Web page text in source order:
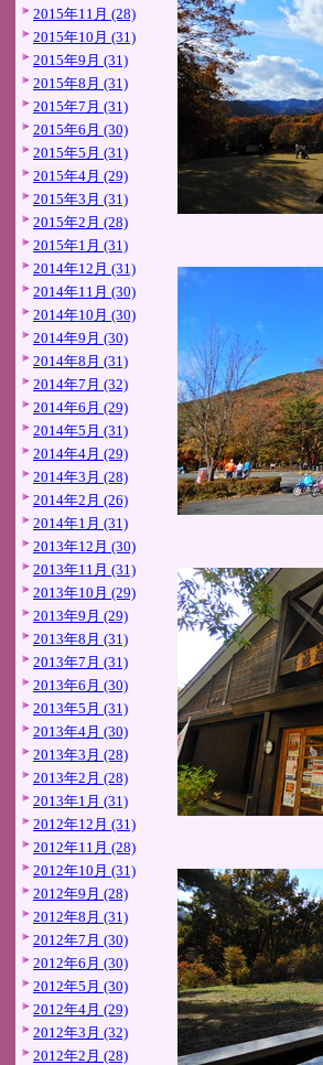
2015年11月 (28)
2015年10月 (31)
2015年9月 (31)
2015年8月 (31)
2015年7月 (31)
2015年6月 (30)
2015年5月 (31)
2015年4月 (29)
2015年3月 (31)
2015年2月 (28)
2015年1月 (31)
2014年12月 (31)
2014年11月 (30)
2014年10月 (30)
2014年9月 (30)
2014年8月 (31)
2014年7月 (32)
2014年6月 (29)
2014年5月 (31)
2014年4月 (29)
2014年3月 (28)
2014年2月 (26)
2014年1月 (31)
2013年12月 (30)
2013年11月 (31)
2013年10月 (29)
2013年9月 (29)
2013年8月 (31)
2013年7月 (31)
2013年6月 (30)
2013年5月 (31)
2013年4月 (30)
2013年3月 (28)
2013年2月 (28)
2013年1月 (31)
2012年12月 (31)
2012年11月 (28)
2012年10月 (31)
2012年9月 (28)
2012年8月 (31)
2012年7月 (30)
2012年6月 (30)
2012年5月 (30)
2012年4月 (29)
2012年3月 (32)
2012年2月 (28)